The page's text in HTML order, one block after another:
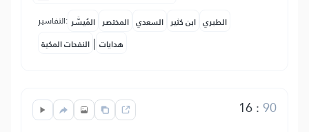
التفاسير: المُيسَّر المختصر السعدي ابن كثير الطبري
النفحات المكية | هدايات
16:90